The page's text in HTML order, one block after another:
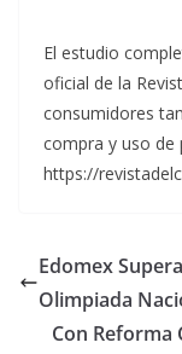
El estudio
oficial de la
consumidores
compra y uso de
https://
Edomex
Olimpiada
Con Reforma